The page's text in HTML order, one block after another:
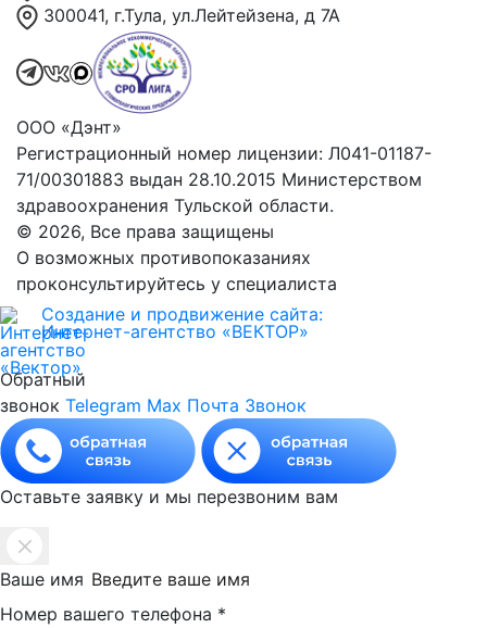
300041, г.Тула, ул.Лейтейзена, д 7А
ООО «Дэнт»
Регистрационный номер лицензии: Л041-01187-
71/00301883 выдан 28.10.2015 Министерством
здравоохранения Тульской области.
© 2026, Все права защищены
О возможных противопоказаниях
проконсультируйтесь у специалиста
Создание и продвижение сайта:
Интернет-агентство «ВЕКТОР»
Обратный
звонок Telegram Max Почта Звонок
Оставьте заявку и мы перезвоним вам
Ваше имя
Номер вашего телефона *